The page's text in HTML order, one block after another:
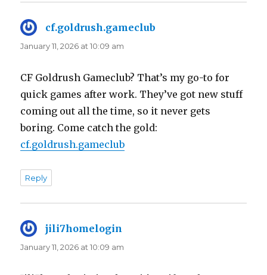
cf.goldrush.gameclub
January 11, 2026 at 10:09 am
CF Goldrush Gameclub? That’s my go-to for
quick games after work. They’ve got new stuff
coming out all the time, so it never gets
boring. Come catch the gold:
cf.goldrush.gameclub
Reply
jili7homelogin
January 11, 2026 at 10:09 am